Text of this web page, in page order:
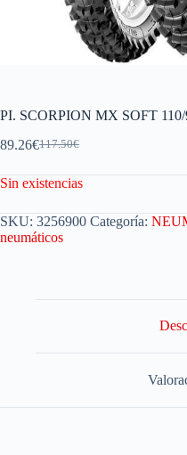
PI. SCORPION MX SOFT
117.50€
89.26€
Sin existencias
SKU: 3256900 Categoría:
neumáticos